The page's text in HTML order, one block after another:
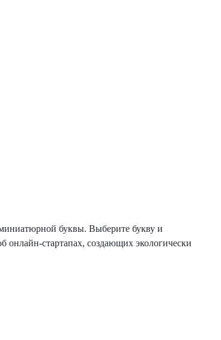
буквы. Выберите букву и
онлайн-стартапах, создающих экологически